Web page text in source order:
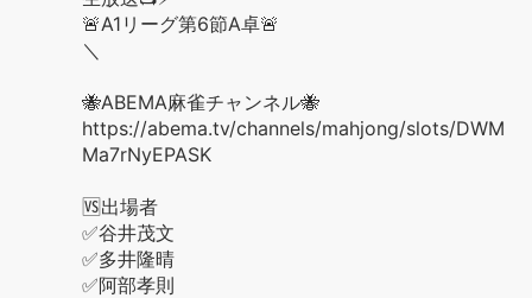
🚨A1リーグ第6節A卓🚨
＼
🐝ABEMA麻雀チャンネル🐝
https://abema.tv/channels/mahjong/slots/DWM
Ma7rNyEPASK
🆚出場者
✅谷井茂文
✅多井隆晴
✅阿部孝則